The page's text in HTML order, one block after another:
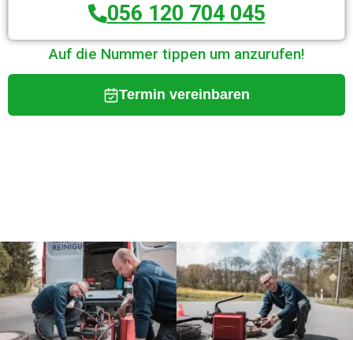
056 120 704 045
Auf die Nummer tippen um anzurufen!
Termin vereinbaren